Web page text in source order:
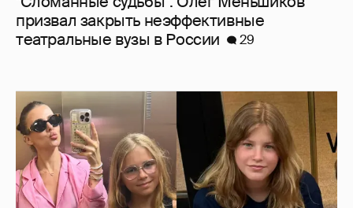
Внучки Светланы и Фёдора Бондарчук
отдыхают в Испании с матерью и братьями
17